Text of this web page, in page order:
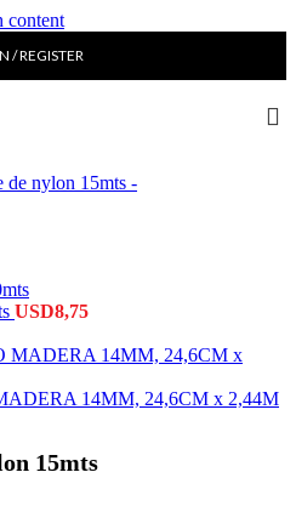
content
/ REGISTER
USD8,75
14MM, 24,6CM x 2,44M
15mts